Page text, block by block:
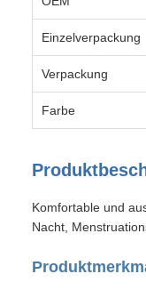
Einzelverpackung
Verpackung
Farbe
Komfortable und
Nacht,